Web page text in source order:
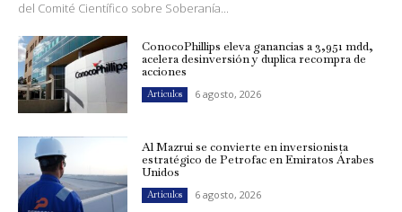
del Comité Científico sobre Soberanía...
ConocoPhillips eleva ganancias a 3,951 mdd,
acelera desinversión y duplica recompra de
acciones
Artículos 6 agosto, 2026
Al Mazrui se convierte en inversionista
estratégico de Petrofac en Emiratos Árabes
Unidos
Artículos 6 agosto, 2026